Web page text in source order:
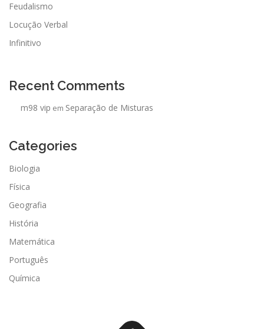
Feudalismo
Locução Verbal
Infinitivo
Recent Comments
m98 vip em Separação de Misturas
Categories
Biologia
Física
Geografia
História
Matemática
Português
Química